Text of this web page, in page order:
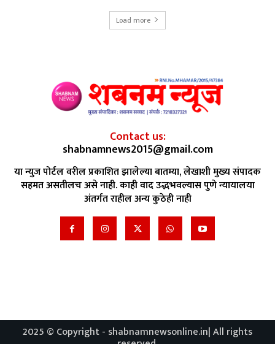
Load more
Contact us:
shabnamnews2015@gmail.com
या न्युज पोर्टल वरील प्रकाशित झालेल्या बातम्या, लेखाशी मुख्य संपादक
सहमत असतीलच असे नाही. काही वाद उद्भभवल्यास पुणे न्यायालया
अंतर्गत राहील अन्य कुठेही नाही
2025 © Copyright - shabnamnewsonline.in| All rights